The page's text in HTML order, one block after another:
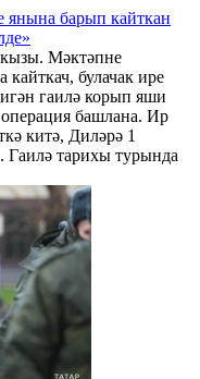
янына барып кайткан
Мәктәпне
кайткач, булачак ире
гаилә корып яши
башлана. Ир
китә, Диләрә 1
Гаилә тарихы турында